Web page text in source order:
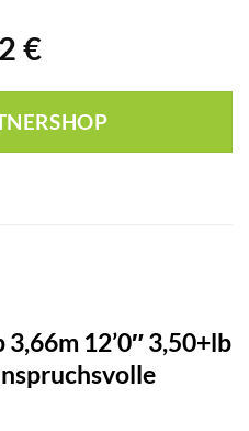
€
€Aktueller
ist:
199,52 €.
12’0″ 3,50+lb